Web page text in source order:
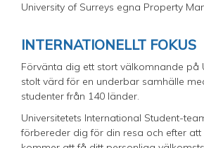
University of Surreys egna Property
INTERNATIONELLT FOKUS
Förvänta dig ett stort välkomnande på
stolt värd för en underbar samhälle
studenter från 140 länder.
Universitetets International Student-
förbereder dig för din resa och efter att